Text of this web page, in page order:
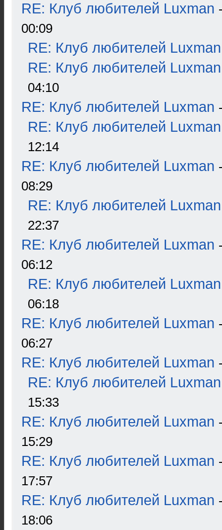
RE: Клуб любителей Luxman
00:09
RE: Клуб любителей Luxman
RE: Клуб любителей Luxman
04:10
RE: Клуб любителей Luxman
RE: Клуб любителей Luxman
12:14
RE: Клуб любителей Luxman
08:29
RE: Клуб любителей Luxman
22:37
RE: Клуб любителей Luxman
06:12
RE: Клуб любителей Luxman
06:18
RE: Клуб любителей Luxman
06:27
RE: Клуб любителей Luxman
RE: Клуб любителей Luxman
15:33
RE: Клуб любителей Luxman
15:29
RE: Клуб любителей Luxman
17:57
RE: Клуб любителей Luxman
18:06